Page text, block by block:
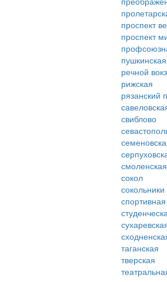
проспект
проспект
пушкинская
речной
рижская
рязанский
свиблово
смоленская
сокол
сокольники
спортивная
таганская
тверская